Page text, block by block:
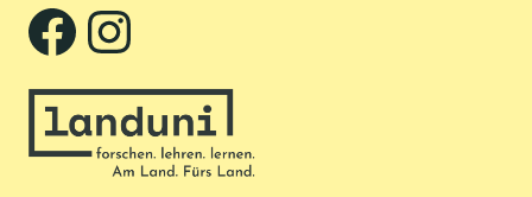
Facebook
Instagram